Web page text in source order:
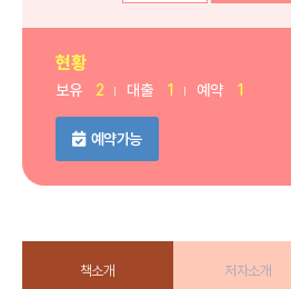
현황
보유 2 대출 1 예약 1
예약가능
책소개 저자소개